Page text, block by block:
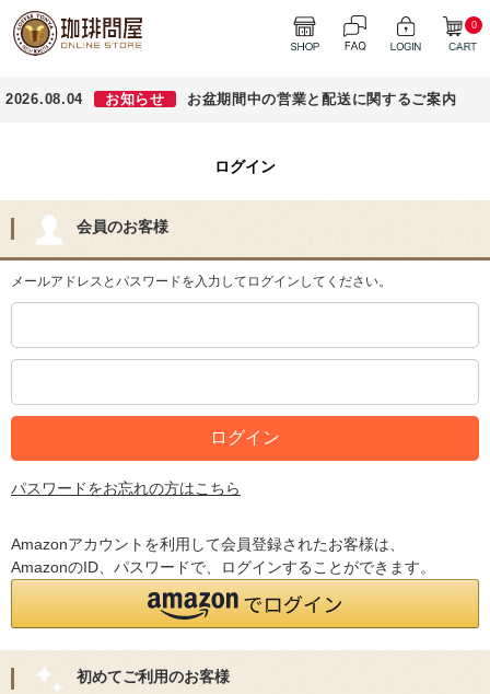
0
2026.08.04 お知らせ お盆期間中の営業と配送に関するご案内
ログイン
会員のお客様
メールアドレスとパスワードを入力してログインしてください。
パスワードをお忘れの方はこちら
Amazonアカウントを利用して会員登録されたお客様は、
AmazonのID、パスワードで、ログインすることができます。
初めてご利用のお客様